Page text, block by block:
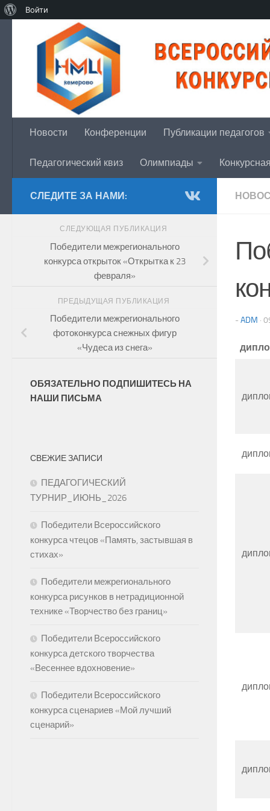
Войти
Перейти к содержимому
Новости Конференции Публикации педагогов
Педагогический квиз Олимпиады
- ADM ·
СЛЕДИТЕ ЗА НАМИ:
СЛЕДУЮЩАЯ ПУБЛИКАЦИЯ
Победители межрегионального
конкурса открыток «Открытка к 23
февраля»
ПРЕДЫДУЩАЯ ПУБЛИКАЦИЯ
Победители межрегионального
фотоконкурса снежных фигур
«Чудеса из снега»
ОБЯЗАТЕЛЬНО ПОДПИШИТЕСЬ НА
НАШИ ПИСЬМА
СВЕЖИЕ ЗАПИСИ
ПЕДАГОГИЧЕСКИЙ
ТУРНИР_ИЮНЬ_2026
Победители Всероссийского
конкурса чтецов «Память, застывшая в
стихах»
Победители межрегионального
конкурса рисунков в нетрадиционной
технике «Творчество без границ»
Победители Всероссийского
конкурса детского творчества
«Весеннее вдохновение»
Победители Всероссийского
конкурса сценариев «Мой лучший
сценарий»